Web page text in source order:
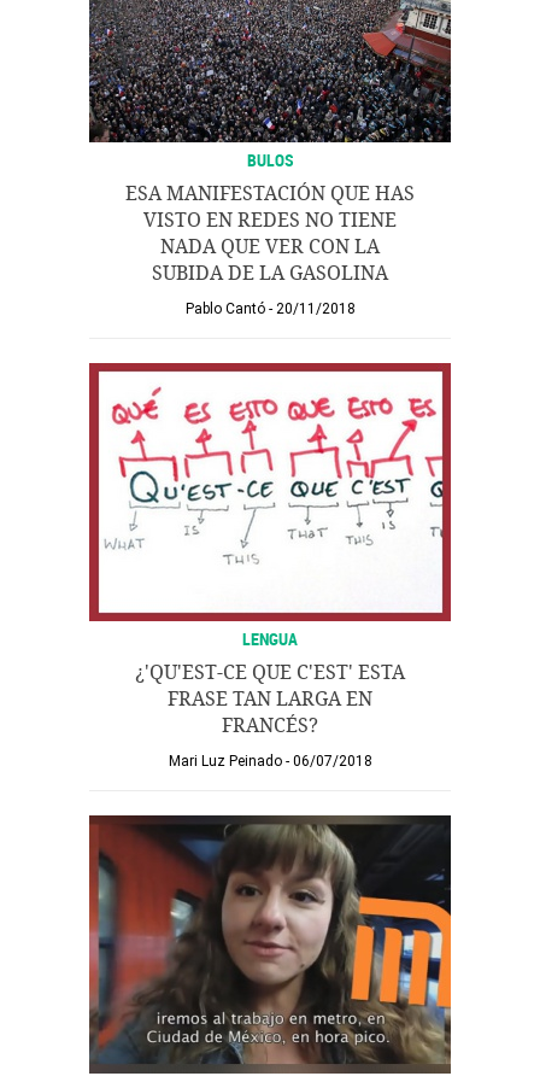
BULOS
ESA MANIFESTACIÓN QUE HAS
VISTO EN REDES NO TIENE
NADA QUE VER CON LA
SUBIDA DE LA GASOLINA
Pablo Cantó 20/11/2018
LENGUA
¿'QU'EST-CE QUE C'EST' ESTA
FRASE TAN LARGA EN
FRANCÉS?
Mari Luz Peinado 06/07/2018